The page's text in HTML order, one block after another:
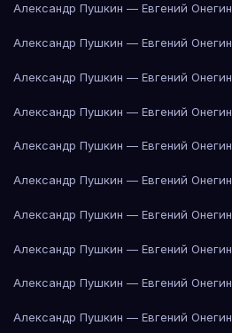
Александр Пушкин — Евгений Онегин
Александр Пушкин — Евгений Онегин
Александр Пушкин — Евгений Онегин
Александр Пушкин — Евгений Онегин
Александр Пушкин — Евгений Онегин
Александр Пушкин — Евгений Онегин
Александр Пушкин — Евгений Онегин
Александр Пушкин — Евгений Онегин
Александр Пушкин — Евгений Онегин
Александр Пушкин — Евгений Онегин